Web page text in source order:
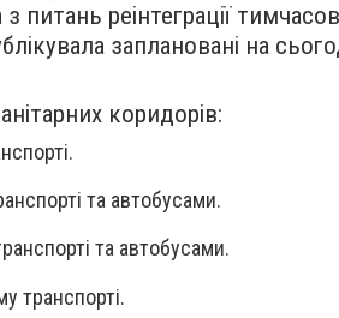
з питань реінтеграції
заплановані на
коридорів:
та автобусами.
та автобусами.
транспорті.